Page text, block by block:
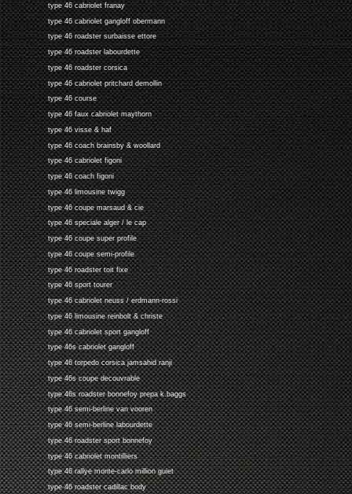
type 46 cabriolet franay
type 46 cabriolet gangloff obermann
type 46 roadster surbaisse ettore
type 46 roadster labourdette
type 46 roadster corsica
type 46 cabriolet pritchard demollin
type 46 course
type 46 faux cabriolet maythorn
type 46 visse & haf
type 46 coach brainsby & woollard
type 46 cabriolet figoni
type 46 coach figoni
type 46 limousine twigg
type 46 coupe marsaud & cie
type 46 speciale alger / le cap
type 46 coupe super profile
type 46 coupe semi-profile
type 46 roadster toit fixe
type 46 sport tourer
type 46 cabriolet neuss / erdmann-rossi
type 46 limousine reinbolt & christe
type 46 cabriolet sport gangloff
type 46s cabriolet gangloff
type 46 torpedo corsica jamsahid ranji
type 46s coupe decouvrable
type 46s roadster bonnefoy prepa k.baggs
type 46 semi-berline van vooren
type 46 semi-berline labourdette
type 46 roadster sport bonnefoy
type 46 cabriolet montilliers
type 46 rallye monte-carlo million guiet
type 46 roadster cadillac body